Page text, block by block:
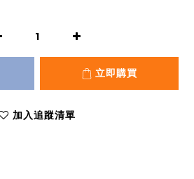
立即購買
加入追蹤清單